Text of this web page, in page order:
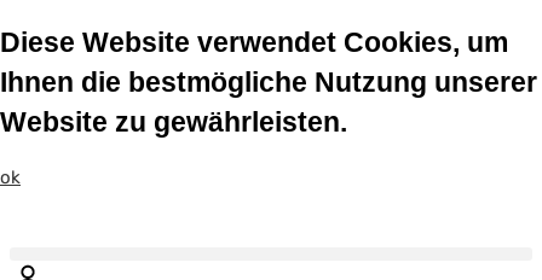
Diese Website verwendet Cookies, um
Ihnen die bestmögliche Nutzung unserer
Website zu gewährleisten.
ok